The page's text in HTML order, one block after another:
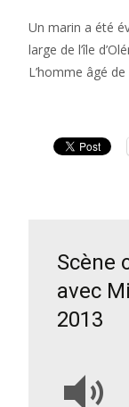
Un marin a été
large de l’île
L’homme âgé
Scène
avec
2013